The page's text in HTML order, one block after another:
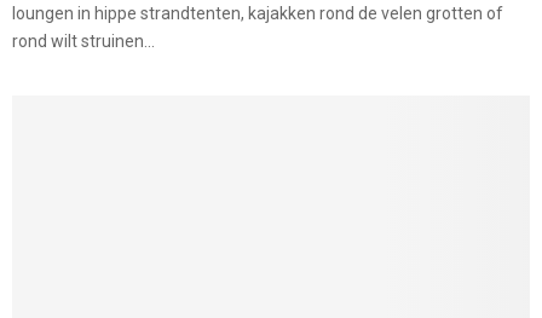
loungen in hippe strandtenten, kajakken rond de velen grotten of
rond wilt struinen...